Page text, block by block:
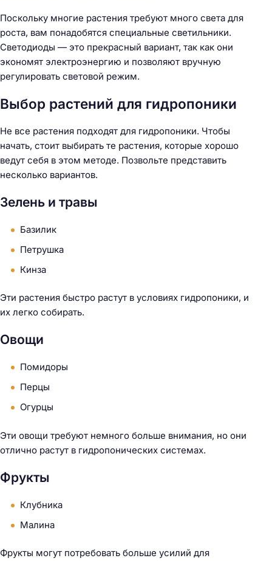
Поскольку многие растения требуют много света для
роста, вам понадобятся специальные светильники.
Светодиоды — это прекрасный вариант, так как они
экономят электроэнергию и позволяют вручную
регулировать световой режим.
Выбор растений для гидропоники
Не все растения подходят для гидропоники. Чтобы
начать, стоит выбирать те растения, которые хорошо
ведут себя в этом методе. Позвольте представить
несколько вариантов.
Зелень и травы
Базилик
Петрушка
Кинза
Эти растения быстро растут в условиях гидропоники, и
их легко собирать.
Овощи
Помидоры
Перцы
Огурцы
Эти овощи требуют немного больше внимания, но они
отлично растут в гидропонических системах.
Фрукты
Клубника
Малина
Фрукты могут потребовать больше усилий для